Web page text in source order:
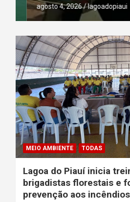
agosto 4, 2026 lagoadopiaui
MEIO AMBIENTE TODAS
Lagoa do Piauí inicia
brigadistas florestais e
prevenção aos incêndios